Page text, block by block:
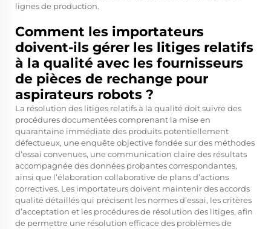
lignes de production.
Comment les importateurs
doivent-ils gérer les litiges relatifs
à la qualité avec les fournisseurs
de pièces de rechange pour
aspirateurs robots ?
La résolution des litiges relatifs à la qualité doit suivre des
procédures documentées comprenant la mise en
quarantaine immédiate des produits potentiellement
défectueux, une enquête objective fondée sur des méthodes
d’essai convenues, une communication claire des résultats
accompagnée des données probantes correspondantes,
ainsi que l’élaboration collaborative de plans d’actions
correctives. Les importateurs doivent maintenir des accords
qualité détaillés qui précisent les normes d’essai, les critères
d’acceptation et les procédures de résolution des litiges, afin
de permettre une résolution efficace des problèmes de